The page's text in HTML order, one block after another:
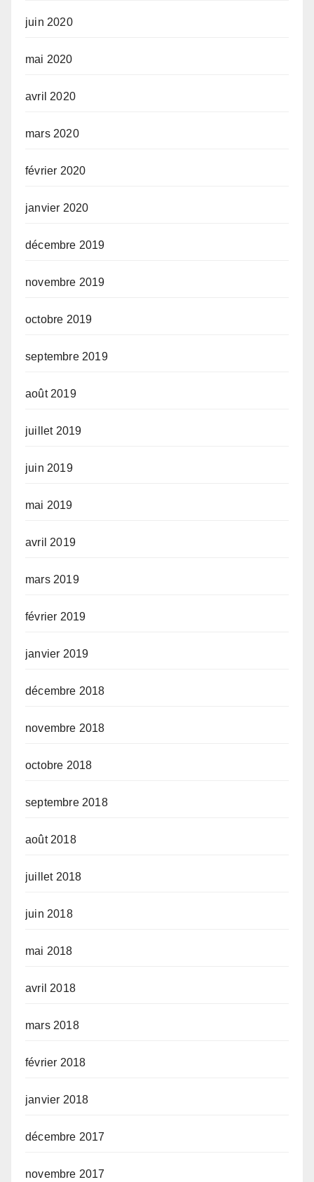
juin 2020
mai 2020
avril 2020
mars 2020
février 2020
janvier 2020
décembre 2019
novembre 2019
octobre 2019
septembre 2019
août 2019
juillet 2019
juin 2019
mai 2019
avril 2019
mars 2019
février 2019
janvier 2019
décembre 2018
novembre 2018
octobre 2018
septembre 2018
août 2018
juillet 2018
juin 2018
mai 2018
avril 2018
mars 2018
février 2018
janvier 2018
décembre 2017
novembre 2017